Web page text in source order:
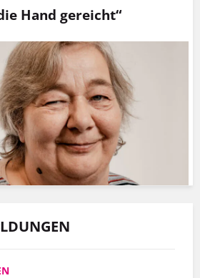
Hand gereicht“